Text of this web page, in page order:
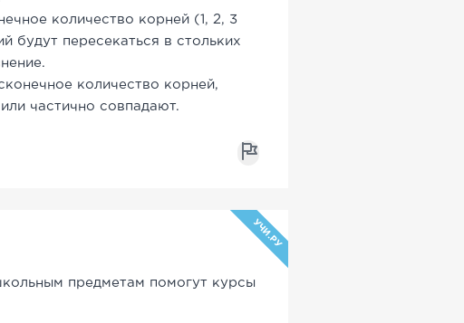
количество корней (1, 2, 3
будут пересекаться в стольких
количество корней,
частично совпадают.
УЧИ.РУ
предметам помогут курсы